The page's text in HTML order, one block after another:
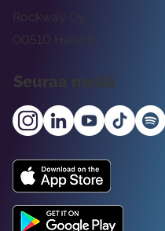
Rockway Oy
00510 Helsinki
Seuraa meitä